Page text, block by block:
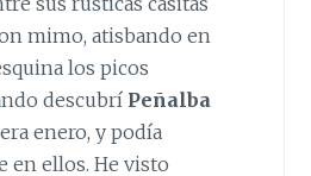
mimo, atisbando en
los picos
descubrí Peñalba
enero, y podía
en ellos. He visto